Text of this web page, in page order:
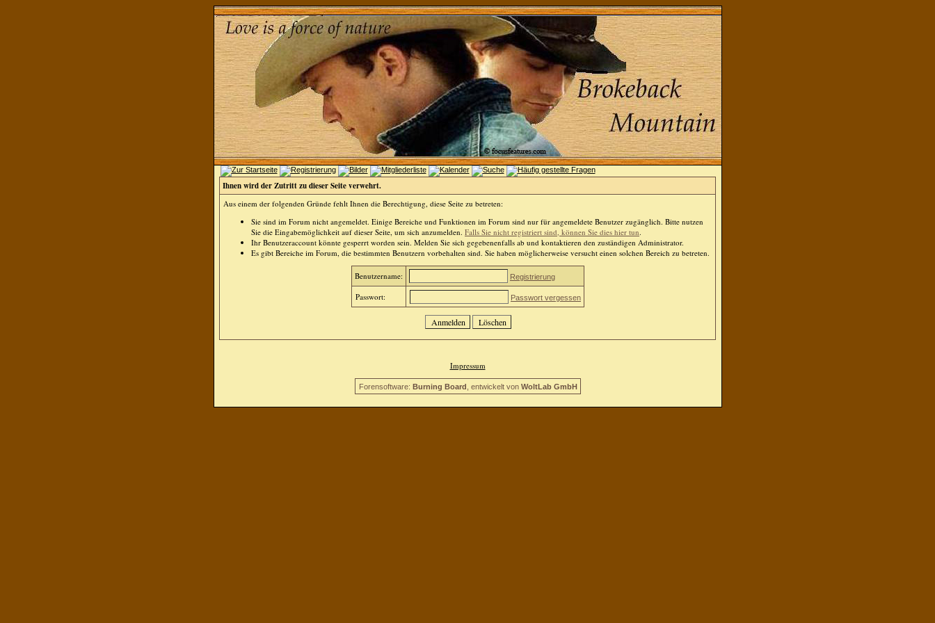
Ihnen wird der Zutritt zu dieser Seite verwehrt.
Aus einem der folgenden Gründe fehlt Ihnen die Berechtigung, diese Seite zu betreten:
Sie sind im Forum nicht angemeldet. Einige Bereiche und Funktionen im Forum sind nur für angemeldete Benutzer zugänglich. Bitte nutzen
Sie die Eingabemöglichkeit auf dieser Seite, um sich anzumelden. Falls Sie nicht registriert sind, können Sie dies hier tun.
Ihr Benutzeraccount könnte gesperrt worden sein. Melden Sie sich gegebenenfalls ab und kontaktieren den zuständigen Administrator.
Es gibt Bereiche im Forum, die bestimmten Benutzern vorbehalten sind. Sie haben möglicherweise versucht einen solchen Bereich zu betreten.
Benutzername: Registrierung
Passwort: Passwort vergessen
Impressum
Forensoftware: Burning Board , entwickelt von WoltLab GmbH